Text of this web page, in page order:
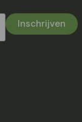
Inschrijven